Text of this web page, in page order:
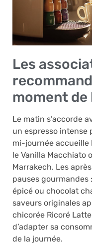
Les
moment de
Le matin s’accorde
un espresso intense
mi-journée accueille
le Vanilla Macchiato
Marrakech. Les
pauses
épicé ou chocolat
saveurs originales
chicorée Ricoré
d’adapter sa
de la journée.